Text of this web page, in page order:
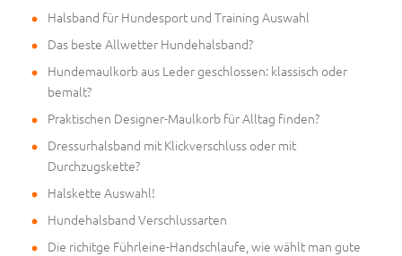
Halsband für Hundesport und Training Auswahl
Das beste Allwetter Hundehalsband?
Hundemaulkorb aus Leder geschlossen: klassisch oder
bemalt?
Praktischen Designer-Maulkorb für Alltag finden?
Dressurhalsband mit Klickverschluss oder mit
Durchzugskette?
Halskette Auswahl!
Hundehalsband Verschlussarten
Die richitge Führleine-Handschlaufe, wie wählt man gute